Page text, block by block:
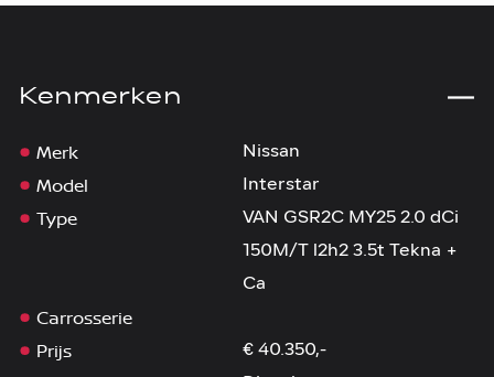
Kenmerken
Merk Nissan
Model Interstar
Type
VAN GSR2C MY25 2.0 dCi
150M/T l2h2 3.5t Tekna +
Ca
Carrosserie
Prijs
€ 40.350,-